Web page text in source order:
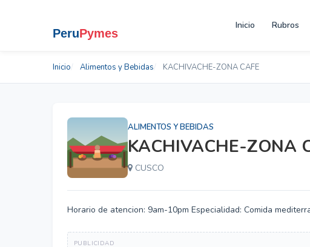
Inicio Rubros
Inicio Alimentos y Bebidas KACHIVACHE-ZONA CAFE
ALIMENTOS Y BEBIDAS
KACHIVACHE-ZONA
CUSCO
Horario de atencion: 9am-10pm Especialidad: Comida